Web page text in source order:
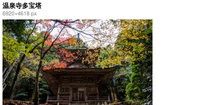
温泉寺多宝塔
6920×4618 px